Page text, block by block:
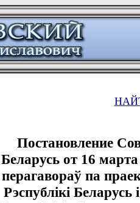
Постановление
Беларусь от 16
перагавораў па
Рэспублiкi